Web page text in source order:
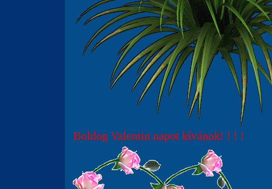
Boldog Valentin napot kívánok! ! ! !